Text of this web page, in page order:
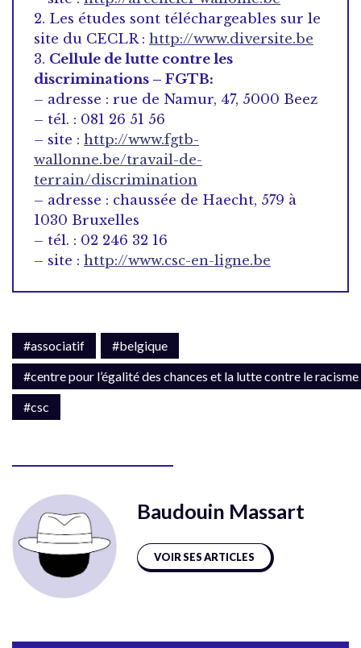
2. Les études sont téléchargeables sur le
site du CECLR : http://www.diversite.be
3. Cellule de lutte contre les
discriminations – FGTB:
– adresse : rue de Namur, 47, 5000 Beez
– tél. : 081 26 51 56
– site : http://www.fgtb-
wallonne.be/travail-de-
terrain/discrimination
– adresse : chaussée de Haecht, 579 à
1030 Bruxelles
– tél. : 02 246 32 16
– site : http://www.csc-en-ligne.be
#associatif
#belgique
#centre pour l’égalité des chances et la lutte contre le racisme
#csc
Baudouin Massart
VOIR SES ARTICLES